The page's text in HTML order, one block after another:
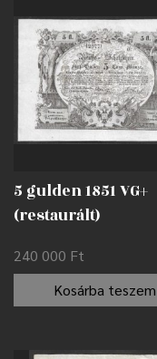
5 gulden 1851 VG+
(restaurált)
240 000 Ft
Kosárba teszem